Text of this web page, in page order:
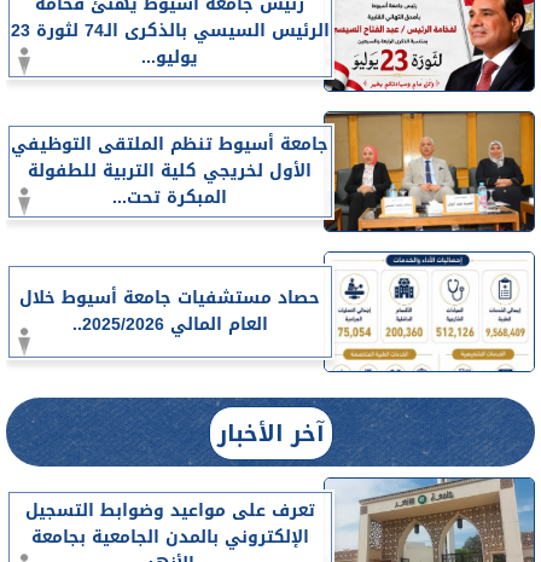
الرئيس السيسي بالذكرى الـ74 لثورة 23
يوليو...
جامعة أسيوط تنظم الملتقى التوظيفي
الأول لخريجي كلية التربية للطفولة
المبكرة تحت...
حصاد مستشفيات جامعة أسيوط خلال
العام المالي 2025/2026..
آخر الأخبار
تعرف على مواعيد وضوابط التسجيل
الإلكتروني بالمدن الجامعية بجامعة